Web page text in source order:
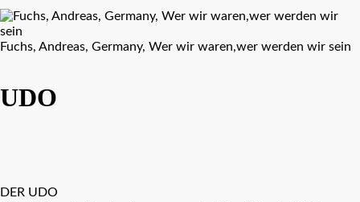
Fuchs, Andreas, Germany, Wer wir waren,wer werden wir sein
UDO
DER UDO